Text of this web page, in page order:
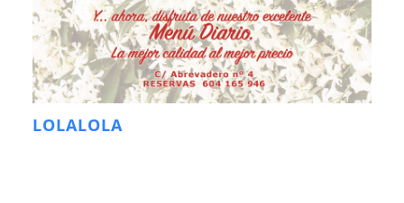
LOLALOLA